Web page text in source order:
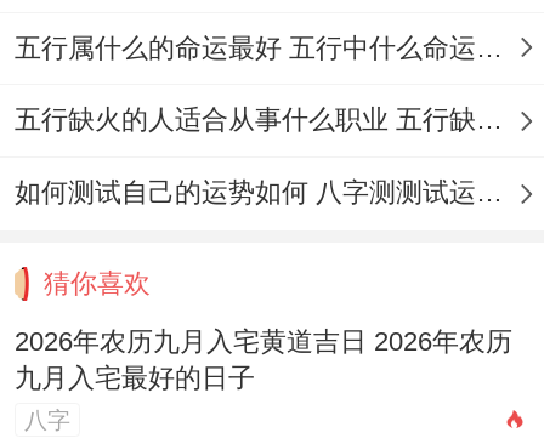
属鼠的朋友则要尽量避开与生肖相冲的日
新家的布置上也可以参考一下当年的风水吉
位,比如在东方摆放部分绿色植物 帮助提升
看其实挑选入宅吉日。背后是咱们老祖宗传
下来的一套生活哲学...它讲究的是人与自
然、合时空的合谐共处，挑一个天时地利的
好日子、也是给自己一个正面的的心理暗
五行属什么的命运最好 五行中什么命运势旺盛
五行缺火的人适合从事什么职业 五行缺火的人适合从事的职业有哪些
如何测试自己的运势如何 八字测测试运运程
猜你喜欢
2026年农历九月入宅黄道吉日 2026年农历
九月入宅最好的日子
八字